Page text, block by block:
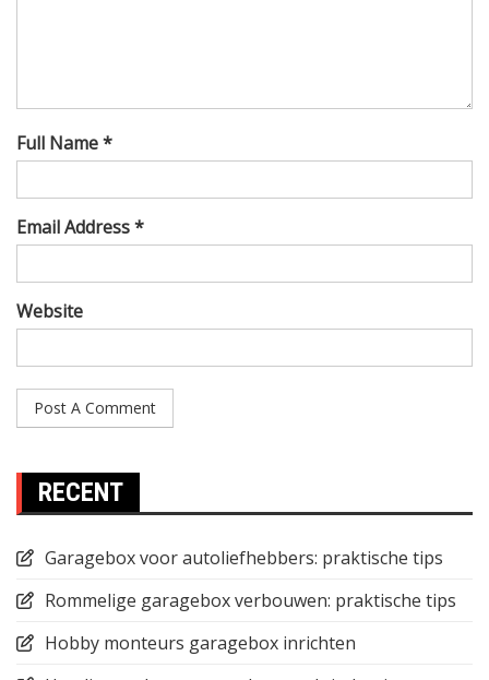
Full Name *
Email Address *
Website
RECENT
Garagebox voor autoliefhebbers: praktische tips
Rommelige garagebox verbouwen: praktische tips
Hobby monteurs garagebox inrichten